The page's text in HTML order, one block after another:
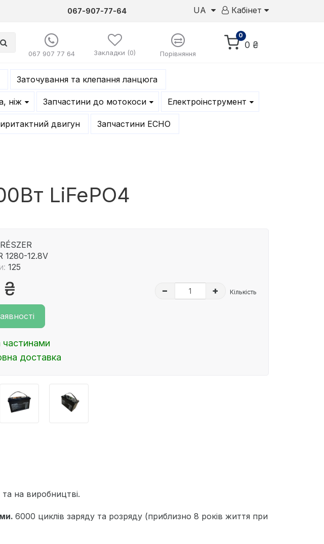
067-907-77-64 UA Кабінет
067 907 77 64 Закладки (0) Порівняння
0
0 ₴
Заточування та клепання ланцюга
ніж Запчастини до мотокоси Електроінструмент
двигун Запчастини ECHO
LiFePO4
1280-12.8V
125
₴ – + Кількість
частинами
доставка
на виробництві.
6000 циклів заряду та розряду (приблизно 8 років життя при